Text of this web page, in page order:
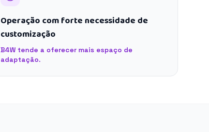
Operação com forte necessidade de
customização
B4W tende a oferecer mais espaço de
adaptação.